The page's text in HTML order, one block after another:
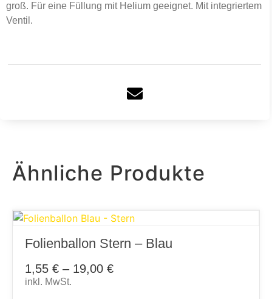
groß. Für eine Füllung mit Helium geeignet. Mit integriertem
Ventil.
Ähnliche Produkte
Folienballon Stern – Blau
1,55 € – 19,00 €
inkl. MwSt.